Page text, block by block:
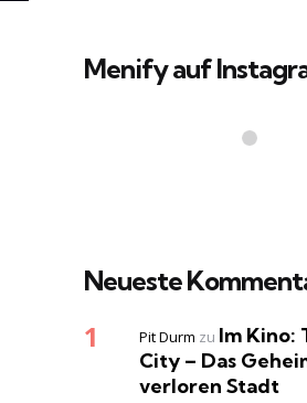
Menify auf
Neueste
Pit Durm zu Im Kino:
City – Das
verloren Stadt